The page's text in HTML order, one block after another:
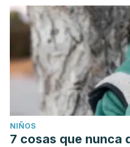
NIÑOS
7 cosas que nunca